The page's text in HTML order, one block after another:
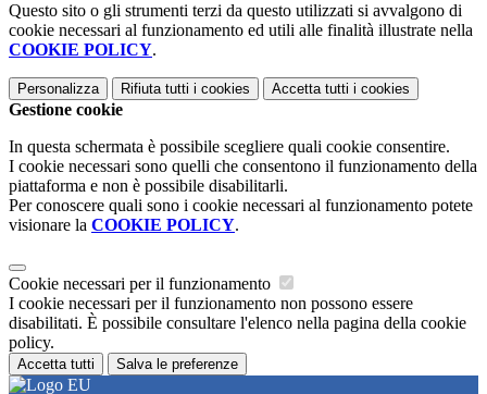
Questo sito o gli strumenti terzi da questo utilizzati si avvalgono di
cookie necessari al funzionamento ed utili alle finalità illustrate nella
COOKIE POLICY.
Personalizza Rifiuta tutti i cookies Accetta tutti i cookies
Gestione cookie
In questa schermata è possibile scegliere quali cookie consentire.
I cookie necessari sono quelli che consentono il funzionamento della
piattaforma e non è possibile disabilitarli.
Per conoscere quali sono i cookie necessari al funzionamento potete
visionare la COOKIE POLICY.
Cookie necessari per il funzionamento
I cookie necessari per il funzionamento non possono essere
disabilitati. È possibile consultare l'elenco nella pagina della cookie
policy.
Accetta tutti Salva le preferenze